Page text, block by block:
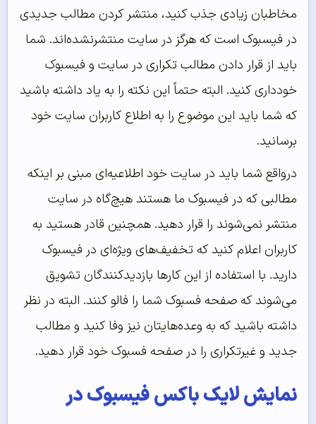
مخاطبان زیادی جذب کنید، منتشر کردن مطالب جدیدی
در فیسبوک است که هرگز در سایت منتشرنشده‌اند. شما
باید از قرار دادن مطالب تکراری در سایت و فیسبوک
خودداری کنید. البته حتماً این نکته را به یاد داشته باشید
که شما باید این موضوع را به اطلاع کاربران سایت خود
برسانید.
درواقع شما باید در سایت خود اطلاعیه‌ای مبنی بر اینکه
مطالبی که در فیسبوک ما هستند هیچ‌گاه در سایت
منتشر نمی‌شوند را قرار دهید. همچنین قادر هستید به
کاربران اعلام کنید که تخفیف‌های ویژه‌ای در فیسبوک
دارید. با استفاده از این کارها بازدیدکنندگان تشویق
می‌شوند که صفحه فسبوک شما را فالو کنند. البته در نظر
داشته باشید که به وعده‌هایتان نیز وفا کنید و مطالب
جدید و غیرتکراری را در صفحه فسبوک خود قرار دهید.
نمایش لایک باکس فیسبوک در